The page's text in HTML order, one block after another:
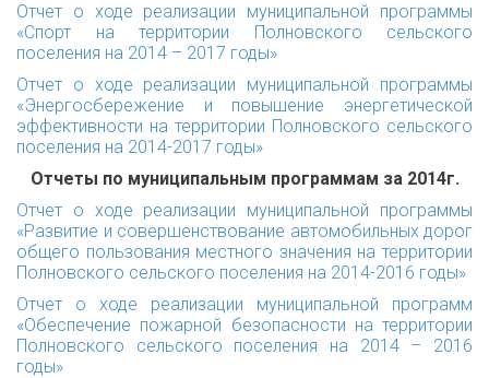
Отчет о ходе реализации муниципальной программы
«Спорт на территории Полновского сельского
поселения на 2014 – 2017 годы»
Отчет о ходе реализации муниципальной программы
«Энергосбережение и повышение энергетической
эффективности на территории Полновского сельского
поселения на 2014-2017 годы»
Отчеты по муниципальным программам за 2014г.
Отчет о ходе реализации муниципальной программы
«Развитие и совершенствование автомобильных дорог
общего пользования местного значения на территории
Полновского сельского поселения на 2014-2016 годы»
Отчет о ходе реализации муниципальной программ
«Обеспечение пожарной безопасности на территории
Полновского сельского поселения на 2014 – 2016
годы»